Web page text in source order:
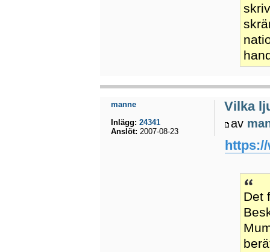
Vilka
av
Det
manne
Inlägg: 24341
Anslöt: 2007-08-23